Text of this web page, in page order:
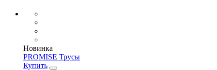
Новинка
PROMISE Трусы
Купить